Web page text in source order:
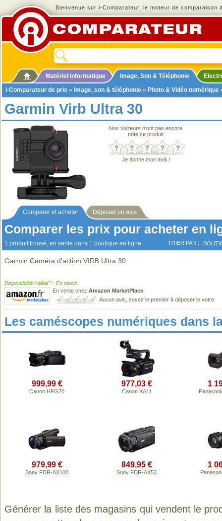
Bienvenue sur i-Comparateur, le moteur de comparaison
Matériel informatique Image, Son & Téléphonie
i-Comparateur de prix » Image, son & téléphonie » Photo & Vidéo numérique
Garmin Virb Ultra 30
Nos visiteurs n'ont pas encore
noté ce produit
Je donne mon avis !
Comparer et acheter Déposer un avis
Comparer les prix pour acheter en
1 produit trouvé, en vente dans 1 boutique en ligne. TRIER PAR :
Garmin Caméra d'action VIRB Ultra 30
Disponibilité / délai * : En stock
En vente chez Amazon MarketPlace
Aucun avis, soyez le premier à déposer le votre
Les caméscopes numériques dans
999,99 €
Canon HFG70
977,03 €
Canon XA11
1
979,99 €
Sony FDR-AX100
849,95 €
Sony FDR-AX53
1
Générer la liste des magasins qui vendent le